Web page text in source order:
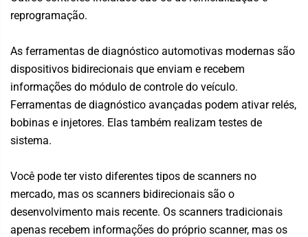
reprogramação.
As ferramentas de diagnóstico automotivas modernas são
dispositivos bidirecionais que enviam e recebem
informações do módulo de controle do veículo.
Ferramentas de diagnóstico avançadas podem ativar relés,
bobinas e injetores. Elas também realizam testes de
sistema.
Você pode ter visto diferentes tipos de scanners no
mercado, mas os scanners bidirecionais são o
desenvolvimento mais recente. Os scanners tradicionais
apenas recebem informações do próprio scanner, mas os